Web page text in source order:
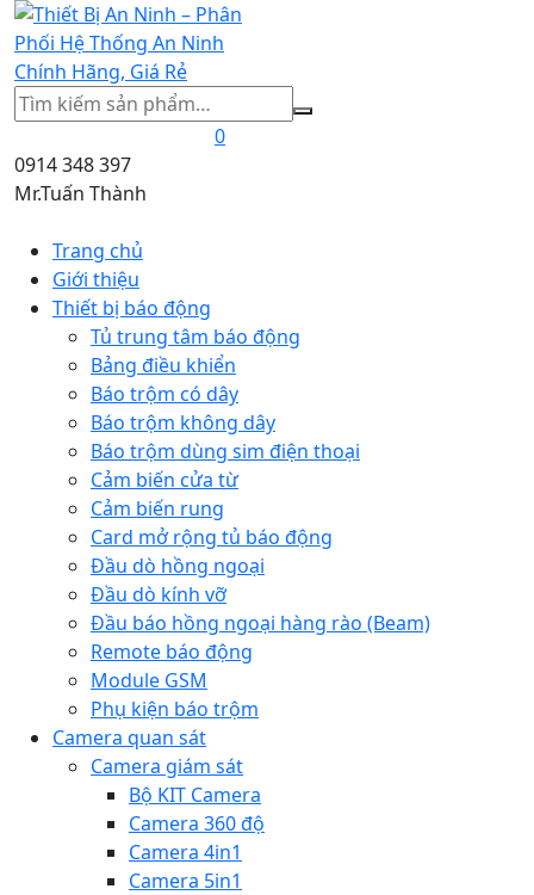
Tìm
kiếm
0
0914 348 397
Mr.Tuấn Thành
Trang chủ
Giới thiệu
Thiết bị báo động
Tủ trung tâm báo động
Bảng điều khiển
Báo trộm có dây
Báo trộm không dây
Báo trộm dùng sim điện thoại
Cảm biến cửa từ
Cảm biến rung
Card mở rộng tủ báo động
Đầu dò hồng ngoại
Đầu dò kính vỡ
Đầu báo hồng ngoại hàng rào (Beam)
Remote báo động
Module GSM
Phụ kiện báo trộm
Camera quan sát
Camera giám sát
Bộ KIT Camera
Camera 360 độ
Camera 4in1
Camera 5in1